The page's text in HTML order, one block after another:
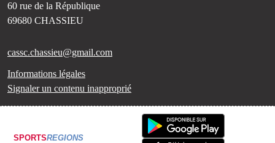
60 rue de la République
69680 CHASSIEU
cassc.chassieu@gmail.com
Informations légales
Signaler un contenu inapproprié
SPORTSREGIONS